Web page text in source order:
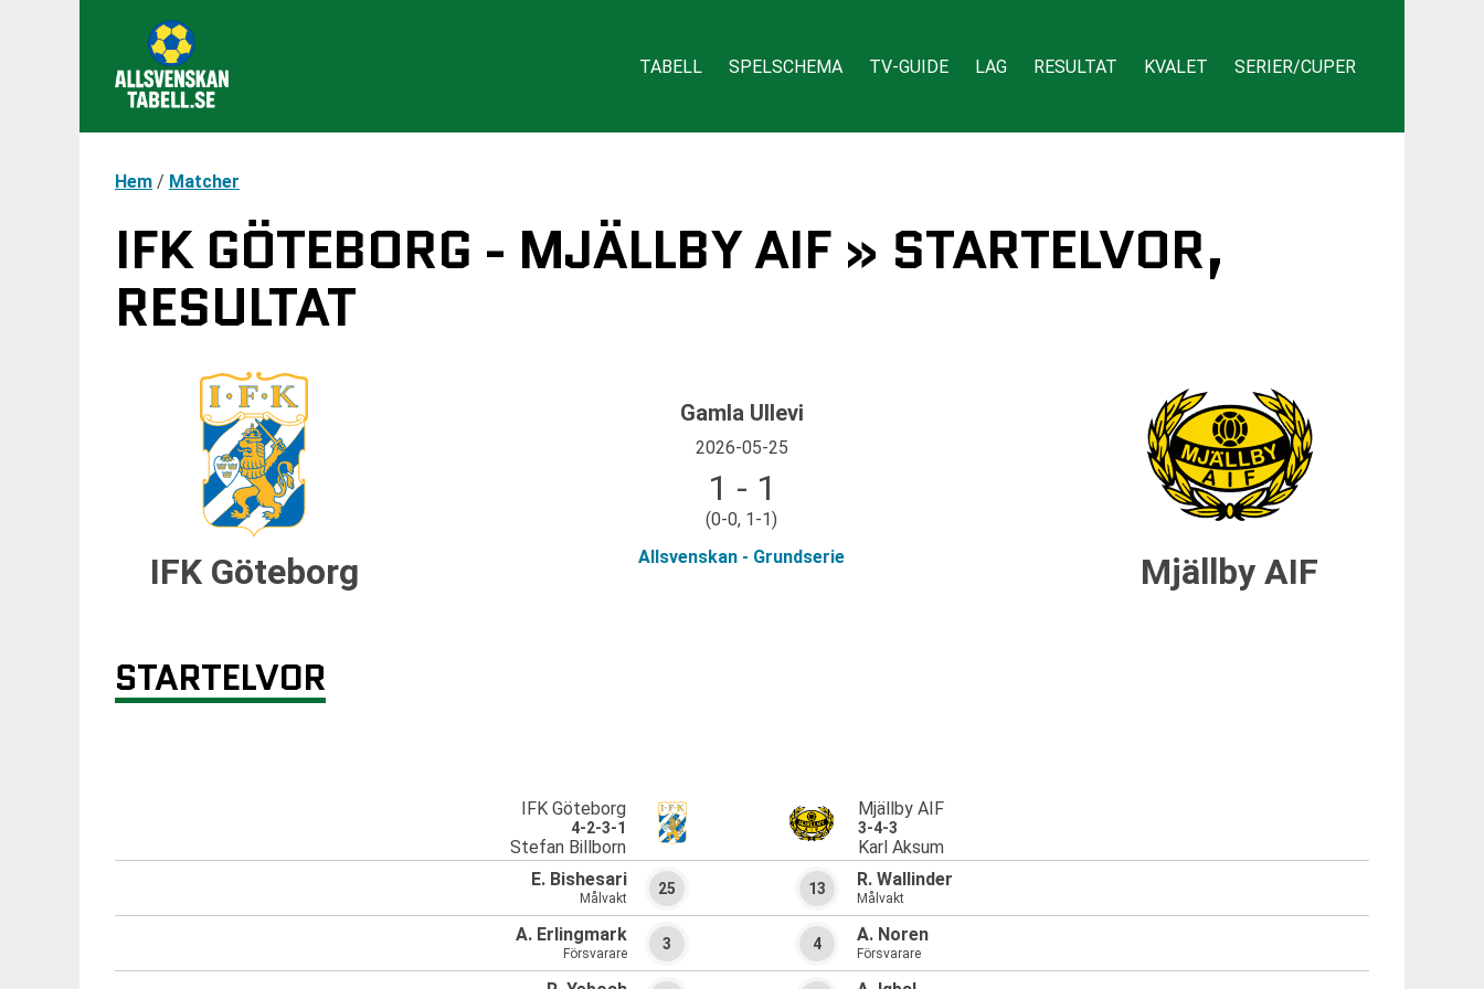
TABELL SPELSCHEMA TV-GUIDE LAG RESULTAT KVALET SERIER/CUPER
Hem / Matcher
IFK GÖTEBORG - MJÄLLBY AIF » STARTELVOR,
RESULTAT
IFK Göteborg
Gamla Ullevi
2026-05-25
1 - 1
(0-0, 1-1)
Allsvenskan - Grundserie
Mjällby AIF
STARTELVOR
IFK Göteborg
4-2-3-1
Stefan Billborn
Mjällby AIF
3-4-3
Karl Aksum
E. Bishesari
Målvakt
25
A. Erlingmark
Försvarare
3
13 R. Wallinder
Målvakt
4 A. Noren
Försvarare